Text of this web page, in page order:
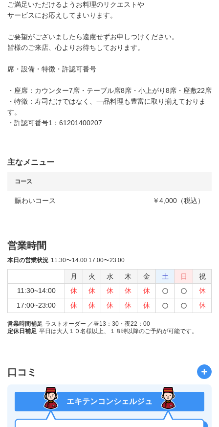
ご満足いただけるようお料理のリクエストや
サービスにお応えしてまいります。
ご要望がございましたら遠慮せずお申しつけください。
皆様のご来店、心よりお待ちしております。
席・設備・特徴・許認可番号
・座席：カウンター7席・テーブル席8席・小上がり8席・座敷22席
・特徴：寿司だけではなく、一品料理も豊富に取り揃えておりま
す。
・許認可番号1：61201400207
主なメニュー
コース
賑わいコース ￥4,000（税込）
営業時間
本日の営業状況 11:30〜14:00 17:00〜23:00
月 火 水 木 金 土 日
祝
11:30~14:00
休 休 休 休 休
休
17:00~23:00
休 休 休 休 休 休
営業時間補足 ラストオーダー ／昼13：30・夜22：00
定休日補足 平日は大人１０名様以上、１８時以降のご予約が可能です。
口コミ
エキテンコンシェルジュ